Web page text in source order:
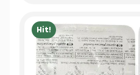
Hit!